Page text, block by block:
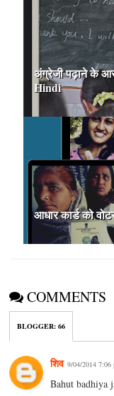
अंग्रेजी पढ़ाने के
Hindi
आधार कार्ड को
COMMENTS
BLOGGER:66
शिव 9/04/2014 7:06
Bahut badhiya